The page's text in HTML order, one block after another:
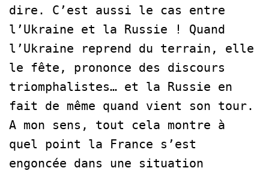
dire. C’est aussi le cas entre
l’Ukraine et la Russie ! Quand
l’Ukraine reprend du terrain, elle
le fête, prononce des discours
triomphalistes… et la Russie en
fait de même quand vient son tour.
A mon sens, tout cela montre à
quel point la France s’est
engoncée dans une situation